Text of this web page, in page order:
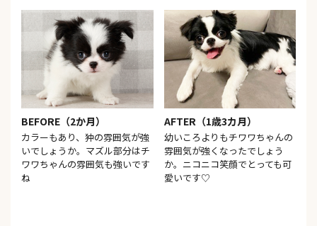
BEFORE（2か月）
カラーもあり、狆の雰囲気が強
いでしょうか。マズル部分はチ
ワワちゃんの雰囲気も強いです
ね
AFTER（1歳3カ月）
幼いころよりもチワワちゃんの
雰囲気が強くなったでしょう
か。ニコニコ笑顔でとっても可
愛いです♡